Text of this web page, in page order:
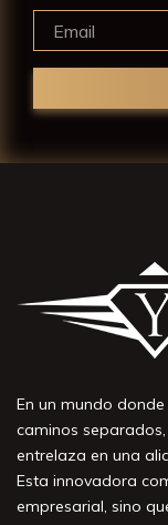
En un mundo
caminos
entrelaza en una
Esta innovadora
empresarial, sino